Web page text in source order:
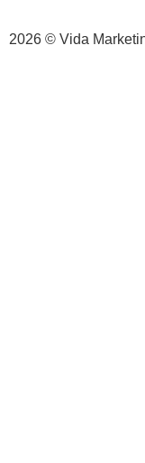
2026 © Vida